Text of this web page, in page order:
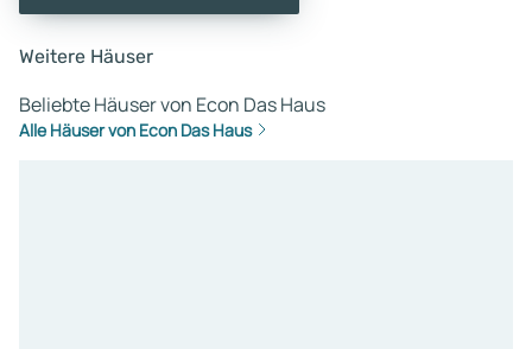
Weitere Häuser
Beliebte Häuser von Econ Das Haus
Alle Häuser von Econ Das Haus